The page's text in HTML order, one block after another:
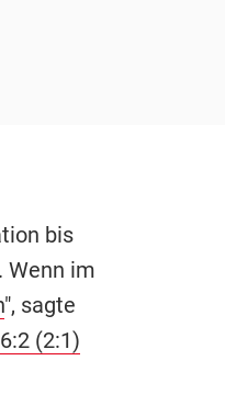
bis
Wenn im
", sagte
(2:1)